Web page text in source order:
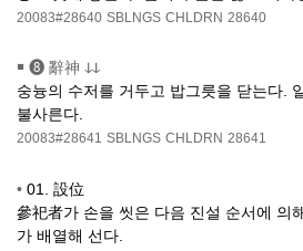
20083#28640 SBLNGS CHLDRN 28640
￭ ❽ 辭神 ↆↆ
숭늉의 수저를 거두고 밥그릇을 닫는다.
불사른다.
20083#28641 SBLNGS CHLDRN 28641
• 01. 設位
參祀者가 손을 씻은 다음 진설 순서에 의
가 배열해 선다.